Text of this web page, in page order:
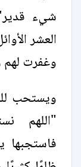
شيء
العشر
وغفرت لهم
ويستحب
"اللهم